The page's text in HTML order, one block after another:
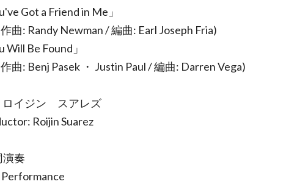
Got a Friend in Me」
曲: Randy Newman / 編曲: Earl Joseph Fria)
Will Be Found」
曲: Benj Pasek ・ Justin Paul / 編曲: Darren Vega)
ロイジン゠スアレズ
Roijin Suarez
演奏